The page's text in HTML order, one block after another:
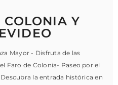
COLONIA Y
Mayor - Disfruta de las
Faro de Colonia- Paseo por el
la entrada histórica en